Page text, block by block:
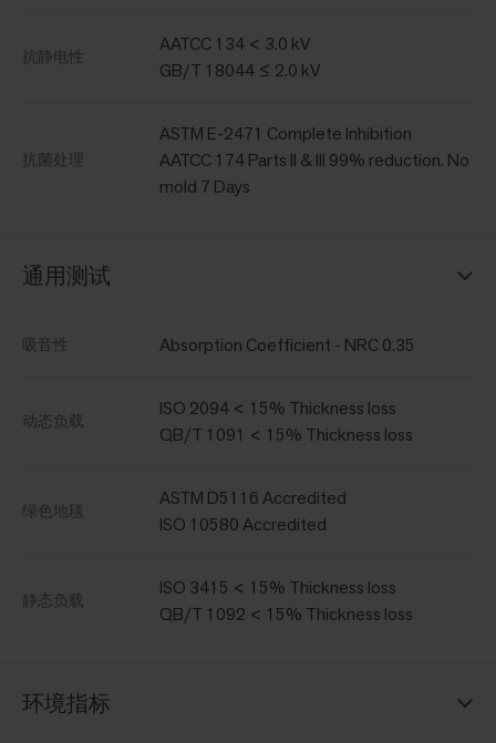
抗静电性
AATCC 134 < 3.0 kV
GB/T 18044 ≤ 2.0 kV
抗菌处理
ASTM E-2471 Complete Inhibition
AATCC 174 Parts II & III 99% reduction. No
mold 7 Days
通用测试
吸音性 Absorption Coefficient - NRC 0.35
动态负载
ISO 2094 < 15% Thickness loss
QB/T 1091 < 15% Thickness loss
绿色地毯
ASTM D5116 Accredited
ISO 10580 Accredited
静态负载
ISO 3415 < 15% Thickness loss
QB/T 1092 < 15% Thickness loss
环境指标